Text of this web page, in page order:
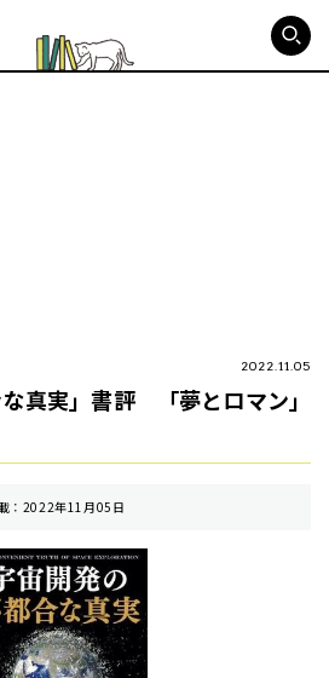
2022.11.05
な真実」書評 「夢とロマン」
：2022年11月05日